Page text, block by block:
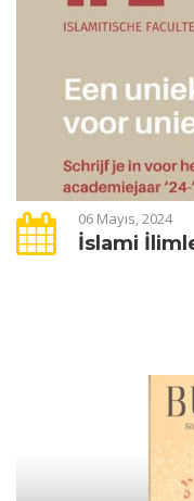
06 Mayıs, 2024
İslami